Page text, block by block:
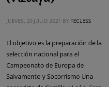
JUEVES, 29 JULIO 2021 BY FECLESS
El objetivo es la preparación de la
selección nacional para el
Campeonato de Europa de
Salvamento y Socorrismo Una